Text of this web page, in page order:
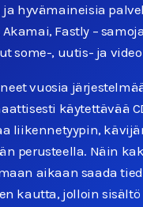
hyvämaineisia
Fastly –
some-, uutis- ja
vuosia
käytettävää
liikennetyypin,
perusteella. Näin
aikaan saada
kautta, jolloin sisältö